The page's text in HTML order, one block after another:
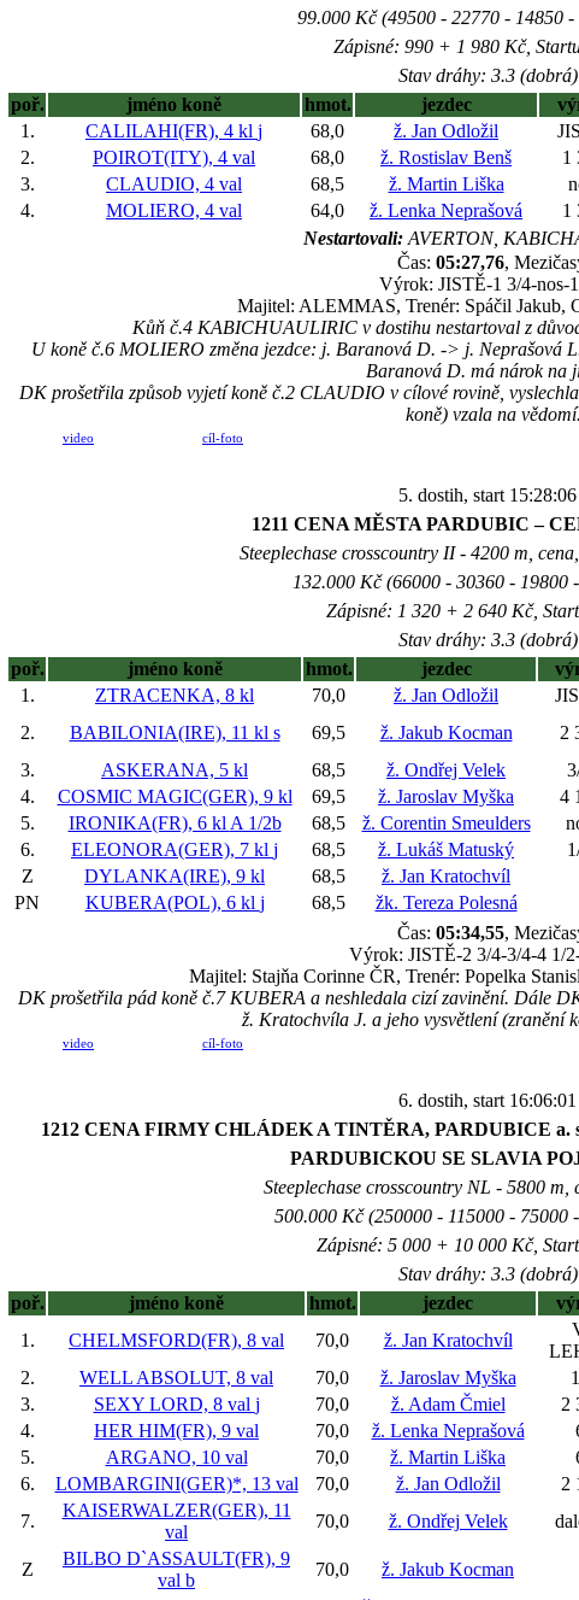
99.000 Kč (49500 - 22770 - 14850
Zápisné: 990 + 1 980 Kč,
Stav dráhy: 3.3 (dobrá)
poř.
jméno koně hmot. jezdec
1.
CALILAHI(FR), 4 kl j 68,0 ž. Jan Odložil
2.
POIROT(ITY), 4 val 68,0 ž. Rostislav Benš 1
3.
CLAUDIO, 4 val 68,5 ž. Martin Liška
4.
MOLIERO, 4 val 64,0 ž. Lenka Neprašová 1
Nestartovali:AVERTON,
Čas: 05:27,76,
Výrok: JISTĚ-1 3/4-nos-
Majitel: ALEMMAS, Trenér: Spáčil Jakub,
Kůň č.4 KABICHUAULIRIC v dostihu nestartoval z
U koně č.6 MOLIERO změna jezdce: j. Baranová D. -> j. Neprašová
Baranová D. má nárok na
DK prošetřila způsob vyjetí koně č.2 CLAUDIO v cílové rovině,
koně) vzala na vědomí.
video cíl-foto
5. dostih, start 15:28:06
1211 CENA MĚSTA PARDUBIC –
Steeplechase crosscountry II - 4200 m,
132.000 Kč (66000 - 30360 - 19800
Zápisné: 1 320 + 2 640 Kč,
Stav dráhy: 3.3 (dobrá)
poř.
jméno koně hmot. jezdec
1.
ZTRACENKA, 8 kl 70,0 ž. Jan Odložil
2.
BABILONIA(IRE), 11 kl s 69,5 ž. Jakub Kocman 2
3.
ASKERANA, 5 kl 68,5 ž. Ondřej Velek
4.
COSMIC MAGIC(GER), 9 kl 69,5 ž. Jaroslav Myška 4
5.
IRONIKA(FR), 6 kl A 1/2b 68,5 ž. Corentin Smeulders
6.
ELEONORA(GER), 7 kl j 68,5 ž. Lukáš Matuský
Z
DYLANKA(IRE), 9 kl 68,5 ž. Jan Kratochvíl
PN
KUBERA(POL), 6 kl j 68,5 žk. Tereza Polesná
Čas: 05:34,55,
Výrok: JISTĚ-2 3/4-3/4-4 1/
Majitel: Stajňa Corinne ČR, Trenér: Popelka
DK prošetřila pád koně č.7 KUBERA a neshledala cizí zavinění. Dále
ž. Kratochvíla J. a jeho vysvětlení (zranění
video cíl-foto
6. dostih, start 16:06:01
1212 CENA FIRMY CHLÁDEK A TINTĚRA, PARDUBICE
PARDUBICKOU SE SLAVIA
Steeplechase crosscountry NL - 5800 m,
500.000 Kč (250000 - 115000 - 75000
Zápisné: 5 000 + 10 000 Kč,
Stav dráhy: 3.3 (dobrá)
poř.
jméno koně hmot. jezdec
1.
CHELMSFORD(FR), 8 val 70,0 ž. Jan Kratochvíl
2.
WELL ABSOLUT, 8 val 70,0 ž. Jaroslav Myška
3.
SEXY LORD, 8 val j 70,0 ž. Adam Čmiel 2
4.
HER HIM(FR), 9 val 70,0 ž. Lenka Neprašová
5.
ARGANO, 10 val 70,0 ž. Martin Liška
6.
LOMBARGINI(GER)*, 13 val 70,0 ž. Jan Odložil 2
7.
KAISERWALZER(GER), 11
val
70,0 ž. Ondřej Velek
Z
BILBO D`ASSAULT(FR), 9
val b
70,0 ž. Jakub Kocman